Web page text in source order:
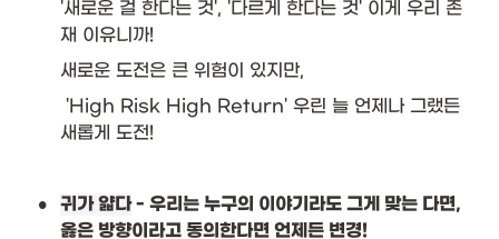
'새로운 걸 한다는 것', '다르게 한다는 것' 이게 우리 존
재 이유니까!
새로운 도전은 큰 위험이 있지만,
새롭게 도전!
• 귀가 얇다 - 우리는 누구의 이야기라도 그게 맞는 다면,
옳은 방향이라고 동의한다면 언제든 변경!